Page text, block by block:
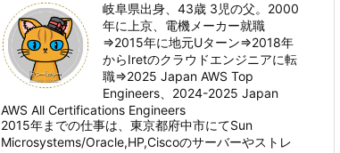
岐阜県出身、43歳 3児の父。2000
年に上京、電機メーカー就職
⇒2015年に地元Uターン⇒2018年
からIretのクラウドエンジニアに転
職⇒2025 Japan AWS Top
Engineers、2024-2025 Japan
AWS All Certifications Engineers
2015年までの仕事は、東京都府中市にてSun
Microsystems/Oracle,HP,Ciscoのサーバーやストレ